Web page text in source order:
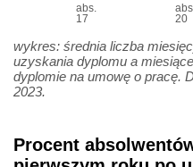
abs.
17
abs.
20
wykres: średnia liczba
uzyskania dyplomu a
dyplomie na umowę o pracę.
2023.
Procent